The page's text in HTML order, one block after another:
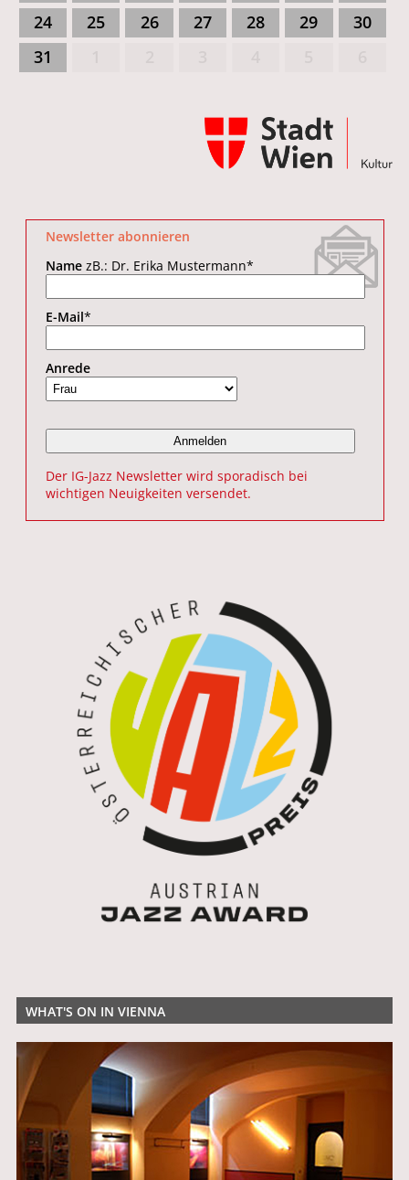
24
25 26 27 28 29
30
31
Newsletter abonnieren
NamezB.: Dr. Erika Mustermann*
E-Mail*
Anrede
Der IG-Jazz Newsletter wird sporadisch bei
wichtigen Neuigkeiten versendet.
WHAT'S ON IN VIENNA